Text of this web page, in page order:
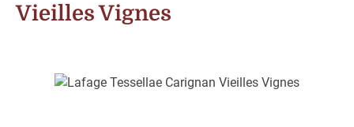
Vieilles Vignes
Bildergalerie überspringen